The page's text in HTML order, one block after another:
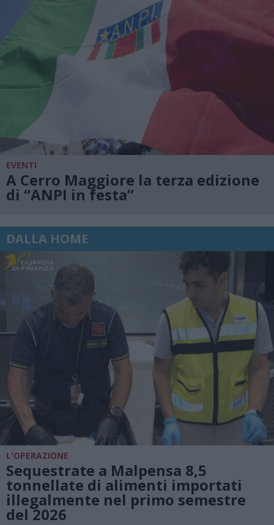
EVENTI
A Cerro Maggiore la terza edizione
di “ANPI in festa”
DALLA HOME
L'OPERAZIONE
Sequestrate a Malpensa 8,5
tonnellate di alimenti importati
illegalmente nel primo semestre
del 2026